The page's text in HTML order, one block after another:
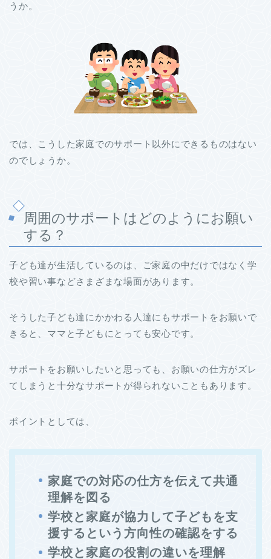
うか。
では、こうした家庭でのサポート以外にできるものはない
のでしょうか。
周囲のサポートはどのようにお願い
する？
子ども達が生活しているのは、ご家庭の中だけではなく学
校や習い事などさまざまな場面があります。
そうした子ども達にかかわる人達にもサポートをお願いで
きると、ママと子どもにとっても安心です。
サポートをお願いしたいと思っても、お願いの仕方がズレ
てしまうと十分なサポートが得られないこともあります。
ポイントとしては、
家庭での対応の仕方を伝えて共通
理解を図る
学校と家庭が協力して子どもを支
援するという方向性の確認をする
学校と家庭の役割の違いを理解